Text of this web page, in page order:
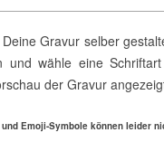
Gravur selber
und wähle eine
der Gravur
Emoji-Symbole können leider